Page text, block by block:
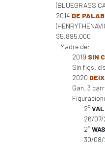
(BLUEGRASS
2014 DE
$5.895.000
Madre de:
2019 SIN
Sin figs.
2020
Gan. 3
2°
26/07/
2°
30/08/